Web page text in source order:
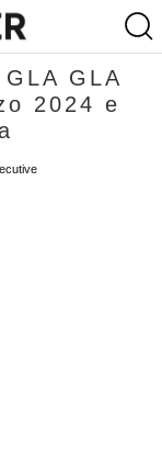
GLA
2024 e